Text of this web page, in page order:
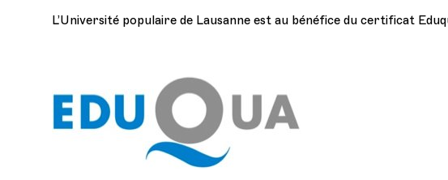
L’Université populaire de Lausanne est au bénéfice du certificat